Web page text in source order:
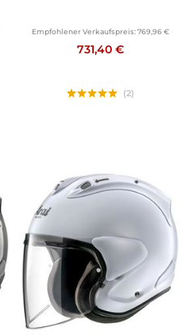
Empfohlener Verkaufspreis: 769,96 €
731,40 €
(2)